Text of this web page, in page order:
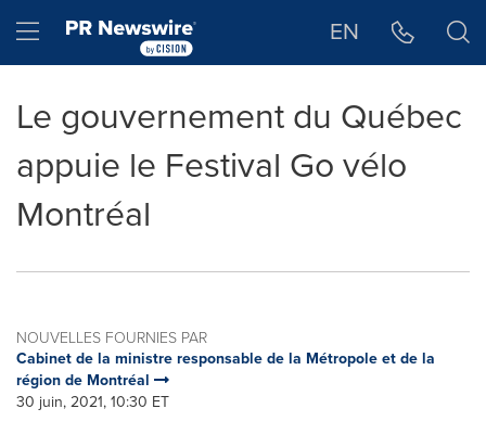
Hamburger menu EN
Le gouvernement du Québec
appuie le Festival Go vélo
Montréal
NOUVELLES FOURNIES PAR
Cabinet de la ministre responsable de la Métropole et de la
région de Montréal
30 juin, 2021, 10:30 ET